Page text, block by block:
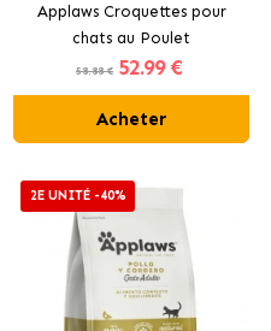
Applaws Croquettes pour
chats au Poulet
58.88 € 52.99 €
Acheter
2E UNITÉ -40%